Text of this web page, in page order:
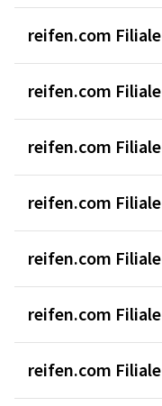
reifen.com
reifen.com
reifen.com
reifen.com
reifen.com
reifen.com
reifen.com